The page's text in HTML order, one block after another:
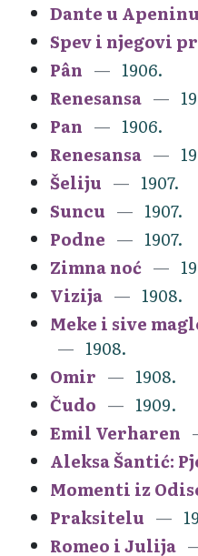
Dante u Apeninu
Spev i njegovi
Pân
1906.
Renesansa
Pan
1906.
Renesansa
Šeliju
1907.
Suncu
1907.
Podne
1907.
Zimna noć
Vizija
1908.
Meke i sive
1908.
Omir
1908.
Čudo
1909.
Emil Verharen
Aleksa Šantić:
Momenti iz
Praksitelu
Romeo i Julija